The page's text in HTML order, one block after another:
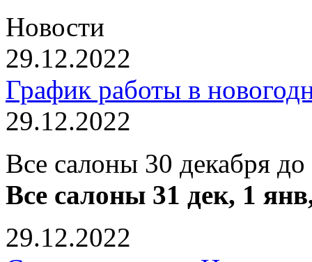
Новости
29.12.2022
График работы в
29.12.2022
Все салоны 30 декабря
Все салоны 31 дек, 1
29.12.2022